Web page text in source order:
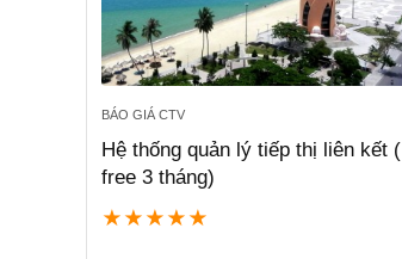
BÁO GIÁ CTV
Hệ thống quản lý tiếp thị liên kết (
free 3 tháng)
★ ★ ★ ★ ★